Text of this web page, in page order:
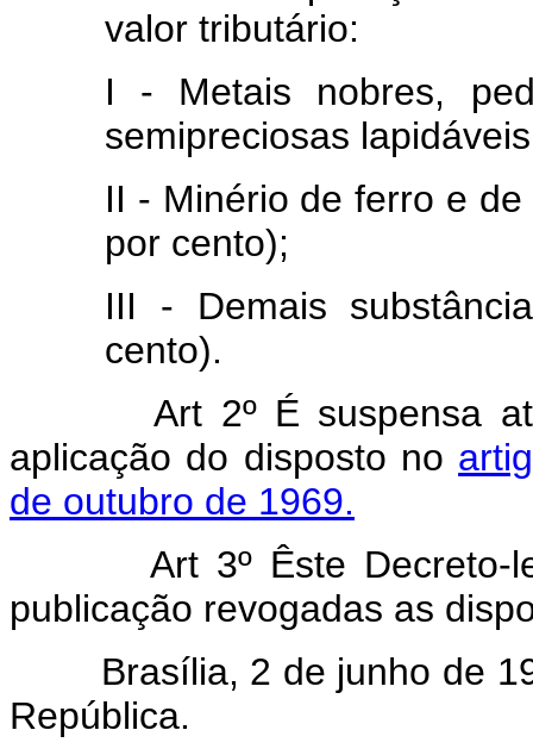
valor tributário:
I - Metais nobres,
semipreciosas
II - Minério de ferro e
por cento);
III - Demais
cento).
Art 2º É suspensa
aplicação do disposto no
de outubro de 1969.
Art 3º Êste Decreto-lei
publicação revogadas as
Brasília, 2 de junho de
República.